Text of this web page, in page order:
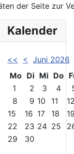
Kalender
<< <
Juni 2026
Mo Di Mi Do
1
2 3 4
8
9 10 11
15
16 17 18
22
23 24 25
29
30
der Seite zur